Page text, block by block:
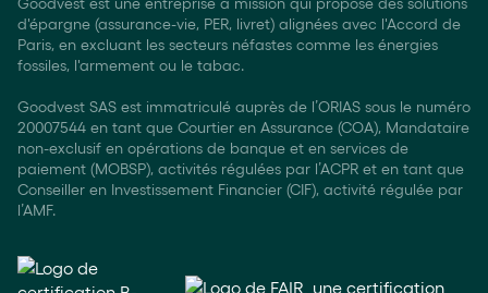
d'épargne (assurance-vie, PER, livret) alignées avec l'Accord de
Paris, en excluant les secteurs néfastes comme les énergies
fossiles, l'armement ou le tabac.
Goodvest SAS est immatriculé auprès de l’ORIAS sous le numéro
20007544 en tant que Courtier en Assurance (COA), Mandataire
non-exclusif en opérations de banque et en services de
paiement (MOBSP), activités régulées par l’ACPR et en tant que
Conseiller en Investissement Financier (CIF), activité régulée par
l’AMF.